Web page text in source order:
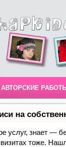
АВТОРСКИЕ РАБОТЫ
на
услуг, знает —
визитах тоже.